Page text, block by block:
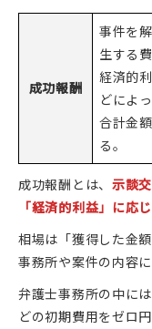
成功報酬
事件を
生する費
経済的
どによ
合計金
る。
成功報酬とは、 示談
「経済的利益」に応
相場は「獲得した金
事務所や案件の内容
弁護士事務所の中に
どの初期費用をゼロ